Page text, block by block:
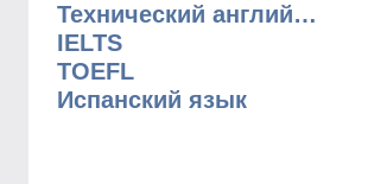
Технический английский
IELTS
TOEFL
Испанский язык